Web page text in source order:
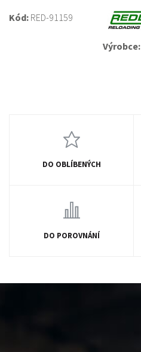
Kód: RED-91159
Výrobce:
DO OBLÍBENÝCH
DO POROVNÁNÍ